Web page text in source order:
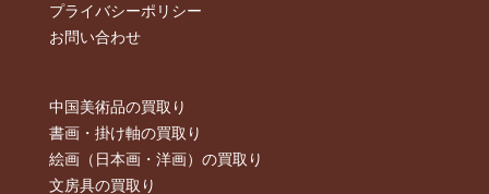
プライバシーポリシー
お問い合わせ
中国美術品の買取り
書画・掛け軸の買取り
絵画（日本画・洋画）の買取り
文房具の買取り